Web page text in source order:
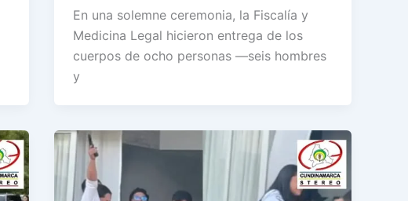
En una solemne ceremonia, la Fiscalía y
Medicina Legal hicieron entrega de los
cuerpos de ocho personas —seis hombres
y